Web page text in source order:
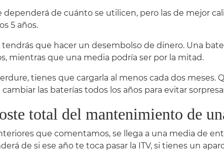
de cuánto se utilicen, pero las de mejor
5 años.
que hacer un desembolso de dinero. Una
mientras que una media podría ser por la mitad.
tienes que cargarla al menos cada dos meses.
las baterías todos los años para evitar
total del mantenimiento de
que comentamos, se llega a una media de
de si ese año te toca pasar la ITV, si tienes un